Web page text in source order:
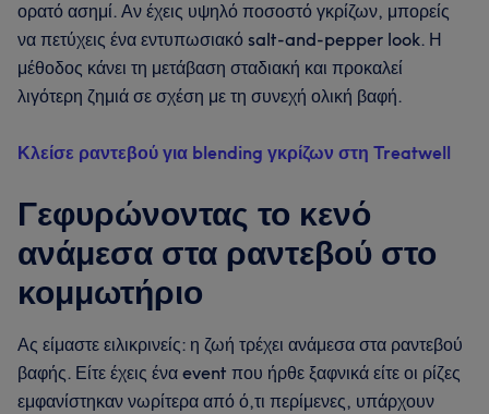
ορατό ασημί. Αν έχεις υψηλό ποσοστό γκρίζων, μπορείς
να πετύχεις ένα εντυπωσιακό salt-and-pepper look. Η
μέθοδος κάνει τη μετάβαση σταδιακή και προκαλεί
λιγότερη ζημιά σε σχέση με τη συνεχή ολική βαφή.
Κλείσε ραντεβού για blending γκρίζων στη Treatwell
Γεφυρώνοντας το κενό
ανάμεσα στα ραντεβού στο
κομμωτήριο
Ας είμαστε ειλικρινείς: η ζωή τρέχει ανάμεσα στα ραντεβού
βαφής. Είτε έχεις ένα event που ήρθε ξαφνικά είτε οι ρίζες
εμφανίστηκαν νωρίτερα από ό,τι περίμενες, υπάρχουν